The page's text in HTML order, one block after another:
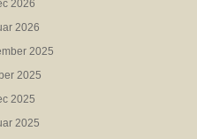
2026
2026
2025
2025
2025
2025